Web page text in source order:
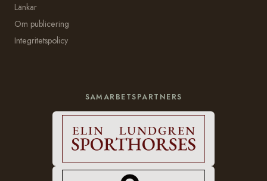
Länkar
Om publicering
Integritetspolicy
SAMARBETSPARTNERS